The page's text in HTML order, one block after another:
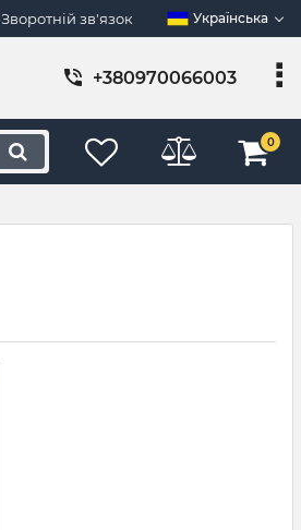
Зворотній зв'язок Українська
+380970066003
0